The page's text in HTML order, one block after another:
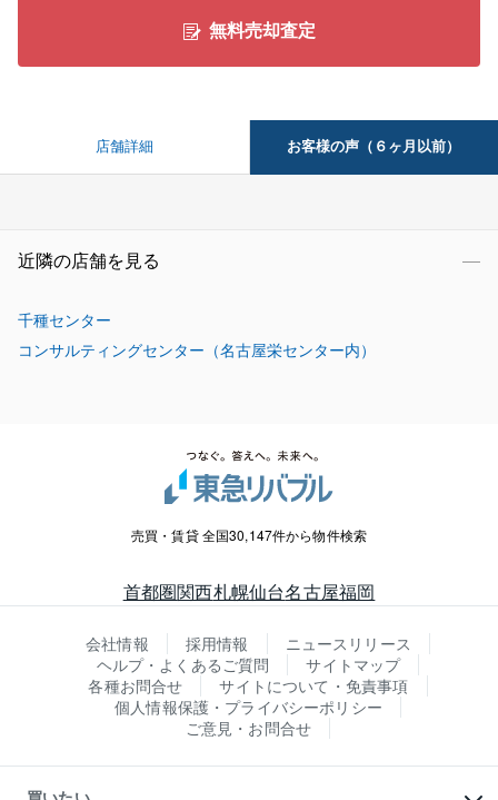
無料売却査定
店舗詳細 お客様の声（６ヶ月以前）
近隣の店舗を見る
千種センター
コンサルティングセンター（名古屋栄センター内）
売買・賃貸 全国30,147件から物件検索
首都圏関西札幌仙台名古屋福岡
会社情報 採用情報
ニュースリリース
ヘルプ・よくあるご質問
サイトマップ
各種お問合せ
サイトについて・免責事項
個人情報保護・プライバシーポリシー
ご意見・お問合せ